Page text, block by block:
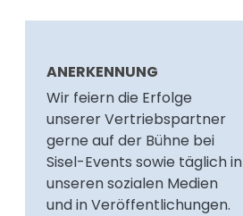
ANERKENNUNG
Wir feiern die Erfolge
unserer Vertriebspartner
gerne auf der Bühne bei
Sisel-Events sowie täglich in
unseren sozialen Medien
und in Veröffentlichungen.